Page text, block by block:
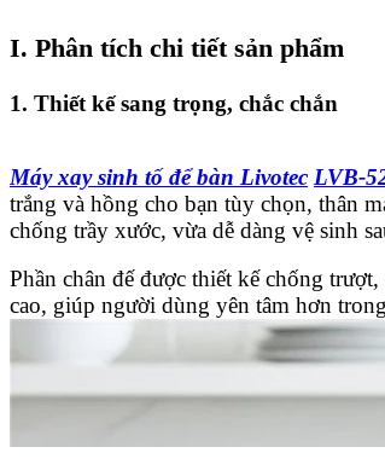
I. Phân tích chi tiết sản phẩm
1. Thiết kế sang trọng, chắc chắn
Máy xay sinh tố để bàn Livotec LVB-
trắng và hồng cho bạn tùy chọn, thân
chống trầy xước, vừa dễ dàng vệ sinh
Phần chân đế được thiết kế chống
cao, giúp người dùng yên tâm hơn